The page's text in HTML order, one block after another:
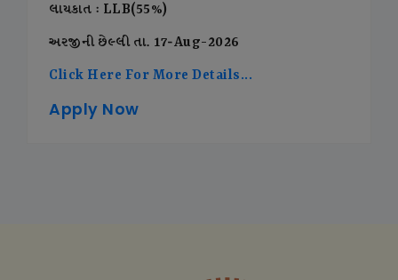
લાયકાત : LLB(55%)
અરજીની છેલ્લી તા. 17-Aug-2026
Click Here For More Details...
Apply Now